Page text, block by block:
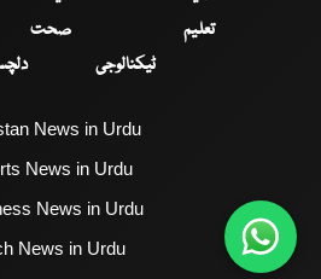
تعلیم
صحت
ٹیکنالوجی
News in Urdu
News in Urdu
News in Urdu
News in Urdu